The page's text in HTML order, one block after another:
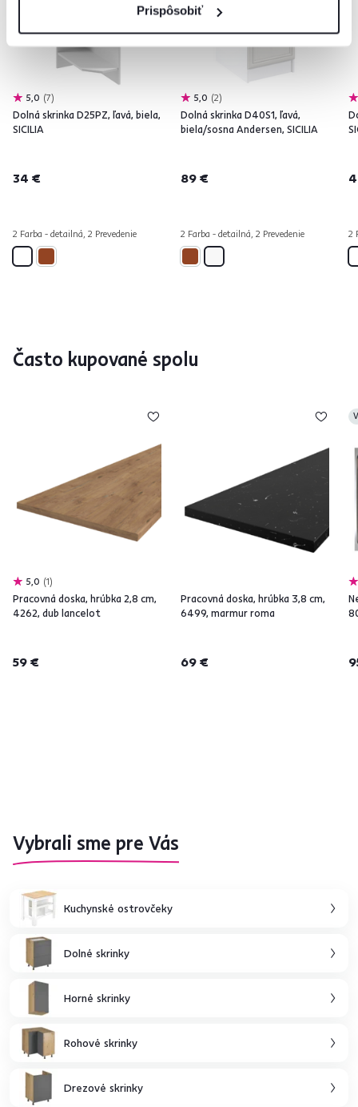
Prispôsobiť
5,0 7
Dolná skrinka D25PZ, ľavá, biela,
SICILIA
34 €
2 Farba - detailná, 2 Prevedenie
5,0 2
Dolná skrinka D40S1, ľavá,
biela/sosna Andersen, SICILIA
89 €
2 Farba - detailná, 2 Prevedenie 2
Často kupované spolu
5,0 1
Pracovná doska, hrúbka 2,8 cm,
4262, dub lancelot
59 €
Pracovná doska, hrúbka 3,8 cm,
6499, marmur roma
69 €
Vybrali sme pre Vás
Kuchynské ostrovčeky
Dolné skrinky
Horné skrinky
Rohové skrinky
Drezové skrinky